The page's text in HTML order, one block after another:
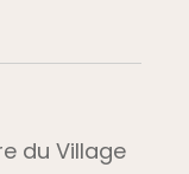
du Village